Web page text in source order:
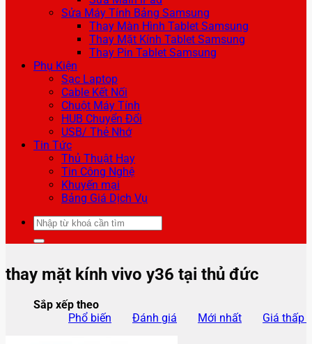
Sửa Máy Tính Bảng Samsung
Thay Màn Hình Tablet Samsung
Thay Mặt Kính Tablet Samsung
Thay Pin Tablet Samsung
Phụ Kiện
Sạc Laptop
Cable Kết Nối
Chuột Máy Tính
HUB Chuyển Đổi
USB/ Thẻ Nhớ
Tin Tức
Thủ Thuật Hay
Tin Công Nghệ
Khuyến mại
Bảng Giá Dịch Vụ
Tìm
kiếm:
thay mặt kính vivo y36 tại thủ đức
Sắp xếp theo
Phổ biến
Đánh giá Mới nhất Giá thấp